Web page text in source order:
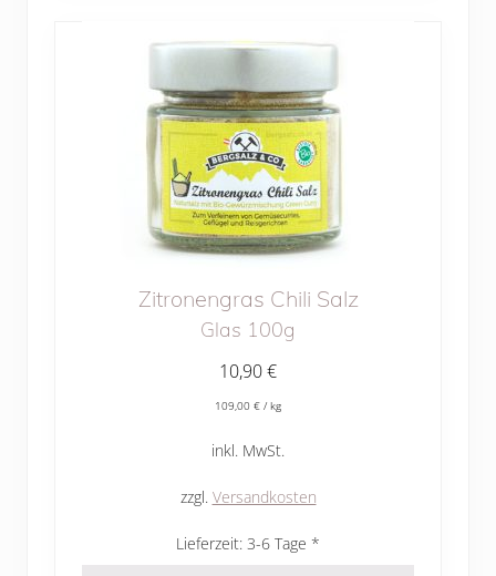
Zitronengras Chili Salz
Glas 100g
10,90€
109,00 € /kg
inkl. MwSt.
zzgl. Versandkosten
Lieferzeit: 3-6 Tage